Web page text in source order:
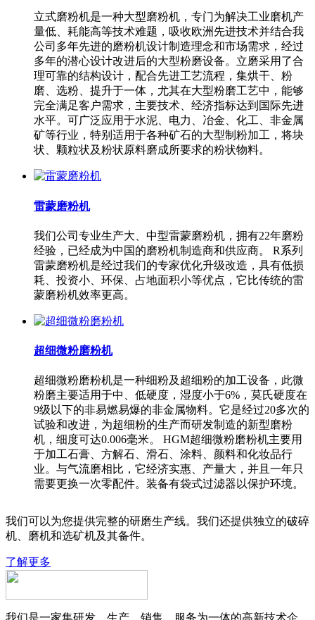
立式磨粉机是一种大型磨粉机，专门为解决工业磨机产
量低、耗能高等技术难题，吸收欧洲先进技术并结合我
公司多年先进的磨粉机设计制造理念和市场需求，经过
多年的潜心设计改进后的大型粉磨设备。立磨采用了合
理可靠的结构设计，配合先进工艺流程，集烘干、粉
磨、选粉、提升于一体，尤其在大型粉磨工艺中，能够
完全满足客户需求，主要技术、经济指标达到国际先进
水平。可广泛应用于水泥、电力、冶金、化工、非金属
矿等行业，特别适用于各种矿石的大型制粉加工，将块
状、颗粒状及粉状原料磨成所要求的粉状物料。
雷蒙磨粉机
我们公司专业生产大、中型雷蒙磨粉机，拥有22年磨粉
经验，已经成为中国的磨粉机制造商和供应商。 R系列
雷蒙磨粉机是经过我们的专家优化升级改造，具有低损
耗、投资小、环保、占地面积小等优点，它比传统的雷
蒙磨粉机效率更高。
超细微粉磨粉机
超细微粉磨粉机是一种细粉及超细粉的加工设备，此微
粉磨主要适用于中、低硬度，湿度小于6%，莫氏硬度在
9级以下的非易燃易爆的非金属物料。它是经过20多次的
试验和改进，为超细粉的生产而研发制造的新型磨粉
机，细度可达0.006毫米。 HGM超细微粉磨粉机主要用
于加工石膏、方解石、滑石、涂料、颜料和化妆品行
业。与气流磨相比，它经济实惠、产量大，并且一年只
需要更换一次零配件。装备有袋式过滤器以保护环境。
我们可以为您提供完整的研磨生产线。我们还提供独立的破碎
机、磨机和选矿机及其备件。
了解更多